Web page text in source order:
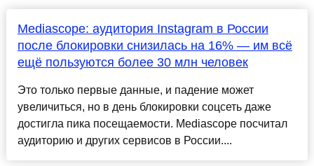
Mediascope: аудитория Instagram в России
после блокировки снизилась на 16% — им всё
ещё пользуются более 30 млн человек
Это только первые данные, и падение может
увеличиться, но в день блокировки соцсеть даже
достигла пика посещаемости. Mediascope посчитал
аудиторию и других сервисов в России....